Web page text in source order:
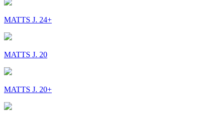
MATTS J. 24+
MATTS J. 20
MATTS J. 20+